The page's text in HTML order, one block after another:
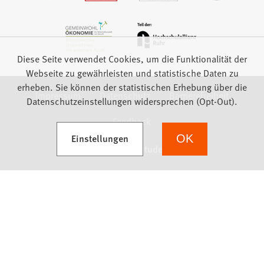
Impressum Datenschutz
Barrierefreiheit
Feedback
Diese Seite verwendet Cookies, um die Funktionalität der
Webseite zu gewährleisten und statistische Daten zu
erheben. Sie können der statistischen Erhebung über die
Datenschutzeinstellungen widersprechen (Opt-Out).
Einstellungen
(Öffnet in einem neuen Tab) OK